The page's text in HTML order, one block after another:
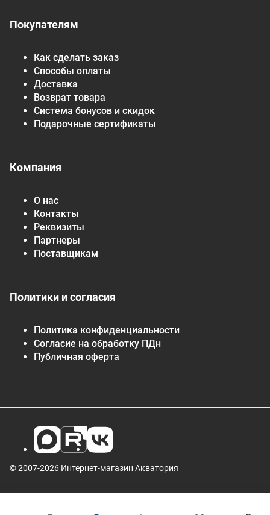
Покупателям
Как сделать заказ
Способы оплаты
Доставка
Возврат товара
Система бонусов и скидок
Подарочные сертификаты
Компания
О нас
Контакты
Реквизиты
Партнеры
Поставщикам
Политики и согласия
Политика конфиденциальности
Согласие на обработку ПДн
Публичная оферта
© 2007-2026 Интернет-магазин Акватория